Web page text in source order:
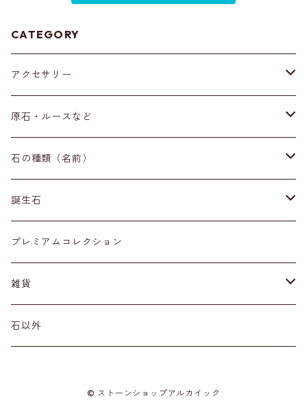
CATEGORY
アクセサリー
ブレスレット
イヤリング・ピアス
ネックレス・ペンダントトップ
リング
材質
プラチナ
その他アクセサリー
原石・ルースなど
原石
丸玉
標本
磨き石
ルース
石の種類（名前）
ア行
アイオライト
アクアマリン
カ行
カーネリアン
カイヤナイト
サ行
サファイア
タ行
誕生石
１月
２月
３月
プレミアムコレクション
雑貨
天然石雑貨
石以外
© ストーンショップアルカイック